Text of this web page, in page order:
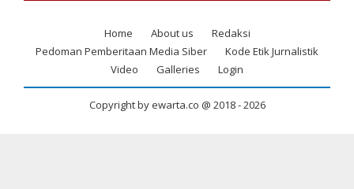
Footer
Home About us
Redaksi
Pedoman Pemberitaan Media Siber
Kode Etik Jurnalistik
Video
Galleries Login
Copyright by ewarta.co @ 2018 -2026